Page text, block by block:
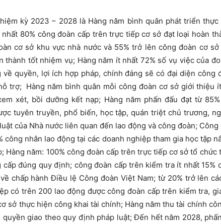
kỳ 2023 – 2028 là Hàng năm bình quân phát triển thực
nhất 80% công đoàn cấp trên trực tiếp cơ sở đạt loại hoàn
cơ sở khu vực nhà nước và 55% trở lên công đoàn cơ
thành tốt nhiệm vụ; Hàng năm ít nhất 72% số vụ việc của
về quyền, lợi ích hợp pháp, chính đáng sẽ có đại diện công
trợ; Hàng năm bình quân mỗi công đoàn cơ sở giới thiệu
xét, bồi dưỡng kết nạp; Hàng năm phấn đấu đạt từ
tuyên truyền, phổ biến, học tập, quán triệt chủ trương,
của Nhà nước liên quan đến lao động và công đoàn;
công nhân lao động tại các doanh nghiệp tham gia học tập
Hàng năm: 100% công đoàn cấp trên trực tiếp cơ sở tổ chức
cấp đúng quy định; côngđoàn cấp trên kiểm tra ít nhất 15%
chấp hành Điều lệ Công đoàn Việt Nam; từ 20% trở lên
có trên 200 lao động được công đoàn cấp trên kiểm tra,
sở thực hiện công khai tài chính; Hàng năm thu tài chính
quyền giao theo quy định pháp luật;Đến hết năm 2028,